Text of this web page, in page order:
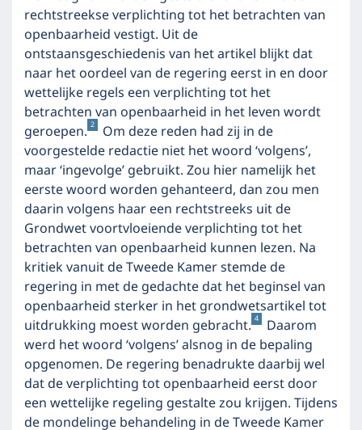
rechtstreekse verplichting tot het betrachten van
openbaarheid vestigt. Uit de
ontstaansgeschiedenis van het artikel blijkt dat
naar het oordeel van de regering eerst in en door
wettelijke regels een verplichting tot het
betrachten van openbaarheid in het leven wordt
geroepen. 2
Om deze reden had zij in de
voorgestelde redactie niet het woord ‘volgens’,
maar ‘ingevolge’ gebruikt. Zou hier namelijk het
eerste woord worden gehanteerd, dan zou men
daarin volgens haar een rechtstreeks uit de
Grondwet voortvloeiende verplichting tot het
betrachten van openbaarheid kunnen lezen. Na
kritiek vanuit de Tweede Kamer stemde de
regering in met de gedachte dat het beginsel van
openbaarheid sterker in het grondwetsartikel tot
uitdrukking moest worden gebracht. 4
Daarom
werd het woord ‘volgens’ alsnog in de bepaling
opgenomen. De regering benadrukte daarbij wel
dat de verplichting tot openbaarheid eerst door
een wettelijke regeling gestalte zou krijgen. Tijdens
de mondelinge behandeling in de Tweede Kamer